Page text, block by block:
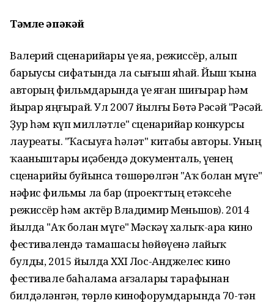
Тәмле әпәкәй
Валерий сценарийҙарҙы үҙе яҙа, режиссёр, алып
барыусы сифатында ла сығыш яһай. Йыш ҡына
авторҙың фильмдарында үҙе яҙған шиғырҙар һәм
йырҙар яңғырай. Ул 2007 йылғы Бөтә Рәсәй "Рәсәй.
Ҙур һәм күп милләтле" сценарийҙар конкурсы
лауреаты. "Ҡасыуға һәләт" китабы авторы. Уның
ҡаҙаныштары иҫәбендә документаль, үҙенең
сценарийы буйынса төшөрөлгән "Аҡ болан мүге"
нәфис фильмы ла бар (проекттың етәксеһе
режиссёр һәм актёр Владимир Меньшов). 2014
йылда "Аҡ болан мүге" Мәскәү халыҡ-ара кино
фестивалендә тамашасы һөйөүенә лайыҡ
булды, 2015 йылда ХХI Лос-Анджелес кино
фестивале баһалама ағзалары тарафынан
билдәләнгән, төрлө кинофорумдарында 70-тән